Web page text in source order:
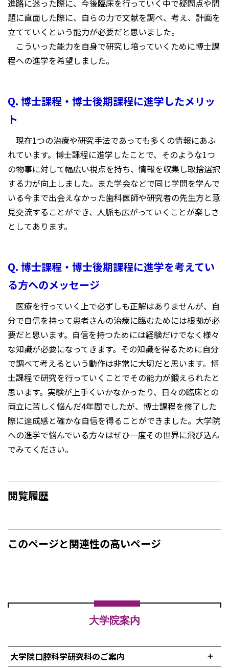
進路に迷った際に、今後臨床を行っていく中で疑問点や問
題に直面した際に、自らの力で文献を調べ、考え、計画を
立てていくという能力が必要だと思いました。
こういった能力を自身で研究し培っていくために博士課
程への進学を希望しました。
Q. 博士課程・博士後期課程に進学したメリッ
ト
現在1つの治療や研究手法であっても多くの情報にあふ
れています。博士課程に進学したことで、そのような1つ
の物事に対して幅広い視点を持ち、情報を収集し取捨選択
する力が向上しました。また学会などで同じ学問を学んで
いる今まで出会えなかった歯科医師や研究者の先生方と意
見交流することができ、人脈も広がっていくことが楽しさ
としてあります。
Q. 博士課程・博士後期課程に進学を考えてい
る方へのメッセージ
医療を行っていく上で必ずしも正解はありませんが、自
分で自信を持って患者さんの治療に臨むためには根拠が必
要だと思います。自信を持つためには経験だけでなく様々
な知識が必要になってきます。その知識を得るために自分
で調べて考えるという動作は非常に大切だと思います。博
士課程で研究を行っていくことでその能力が鍛えられたと
思います。実験が上手くいかなかったり、日々の臨床との
両立に苦しく悩んだ4年間でしたが、博士課程を修了した
際に達成感と確かな自信を得ることができました。大学院
への進学で悩んでいる方々はぜひ一度その世界に飛び込ん
でみてください。
閲覧履歴
このページと関連性の高いページ
大学院案内
大学院口腔科学研究科のご案内